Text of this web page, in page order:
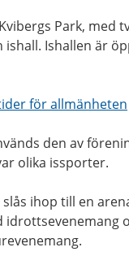
Park, med
Ishallen är
för allmänheten
den av
olika issporter.
ihop till en
idrottsevenemang